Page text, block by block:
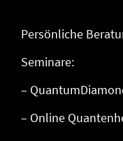
Persönliche
Seminare:
–
– Online